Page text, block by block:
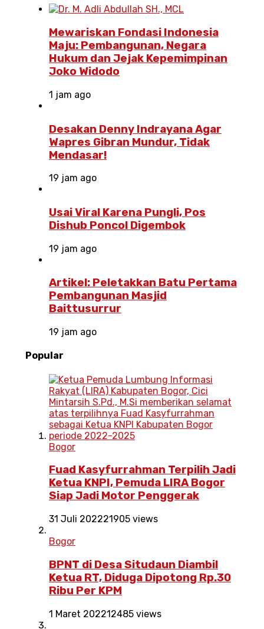
Mewariskan Fondasi Indonesia
Maju: Pembangunan, Negara
Hukum dan Jejak Kepemimpinan
Joko Widodo
1 jam ago
Desakan Denny Indrayana Agar
Wapres Gibran Mundur, Tidak
Mendasar!
19 jam ago
Usai Viral Karena Pungli, Pos
Dishub Poncol Digembok
19 jam ago
Artikel: Peletakkan Batu Pertama
Pembangunan Masjid
Baittusurrur
19 jam ago
Popular
Bogor
Fuad Kasyfurrahman Terpilih Jadi
Ketua KNPI, Pemuda LIRA Bogor
Siap Jadi Motor Penggerak
31 Juli 202221905 views
Bogor
BPNT di Desa Situdaun Diambil
Ketua RT, Diduga Dipotong Rp.30
Ribu Per KPM
1 Maret 202212485 views